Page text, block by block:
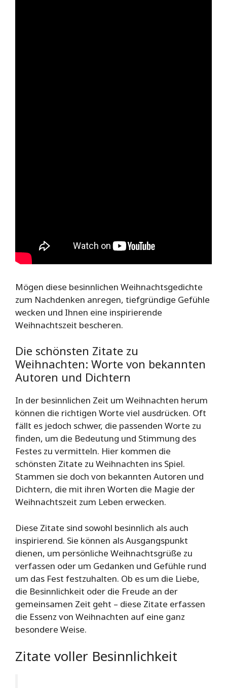
Mögen diese besinnlichen Weihnachtsgedichte
zum Nachdenken anregen, tiefgründige Gefühle
wecken und Ihnen eine inspirierende
Weihnachtszeit bescheren.
Die schönsten Zitate zu
Weihnachten: Worte von bekannten
Autoren und Dichtern
In der besinnlichen Zeit um Weihnachten herum
können die richtigen Worte viel ausdrücken. Oft
fällt es jedoch schwer, die passenden Worte zu
finden, um die Bedeutung und Stimmung des
Festes zu vermitteln. Hier kommen die
schönsten Zitate zu Weihnachten ins Spiel.
Stammen sie doch von bekannten Autoren und
Dichtern, die mit ihren Worten die Magie der
Weihnachtszeit zum Leben erwecken.
Diese Zitate sind sowohl besinnlich als auch
inspirierend. Sie können als Ausgangspunkt
dienen, um persönliche Weihnachtsgrüße zu
verfassen oder um Gedanken und Gefühle rund
um das Fest festzuhalten. Ob es um die Liebe,
die Besinnlichkeit oder die Freude an der
gemeinsamen Zeit geht – diese Zitate erfassen
die Essenz von Weihnachten auf eine ganz
besondere Weise.
Zitate voller Besinnlichkeit